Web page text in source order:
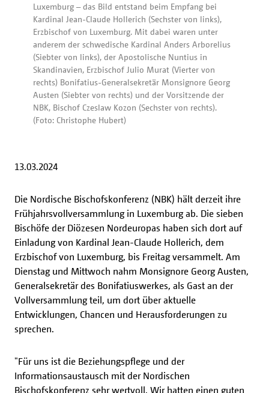
Luxemburg – das Bild entstand beim Empfang bei
Kardinal Jean-Claude Hollerich (Sechster von links),
Erzbischof von Luxemburg. Mit dabei waren unter
anderem der schwedische Kardinal Anders Arborelius
(Siebter von links), der Apostolische Nuntius in
Skandinavien, Erzbischof Julio Murat (Vierter von
rechts) Bonifatius-Generalsekretär Monsignore Georg
Austen (Siebter von rechts) und der Vorsitzende der
NBK, Bischof Czeslaw Kozon (Sechster von rechts).
(Foto: Christophe Hubert)
13.03.2024
Die Nordische Bischofskonferenz (NBK) hält derzeit ihre
Frühjahrsvollversammlung in Luxemburg ab. Die sieben
Bischöfe der Diözesen Nordeuropas haben sich dort auf
Einladung von Kardinal Jean-Claude Hollerich, dem
Erzbischof von Luxemburg, bis Freitag versammelt. Am
Dienstag und Mittwoch nahm Monsignore Georg Austen,
Generalsekretär des Bonifatiuswerkes, als Gast an der
Vollversammlung teil, um dort über aktuelle
Entwicklungen, Chancen und Herausforderungen zu
sprechen.
"Für uns ist die Beziehungspflege und der
Informationsaustausch mit der Nordischen
Bischofskonferenz sehr wertvoll. Wir hatten einen guten